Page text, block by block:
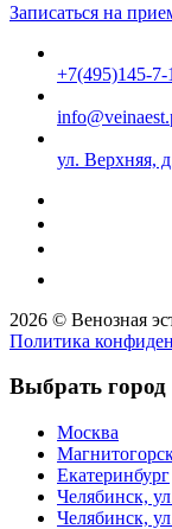
Записаться на
+7(495)145-7-
ул. Верхняя,
2026 © Венозная
Политика
Выбрать город
Москва
Екатеринбург
Челябинск,
Челябинск,